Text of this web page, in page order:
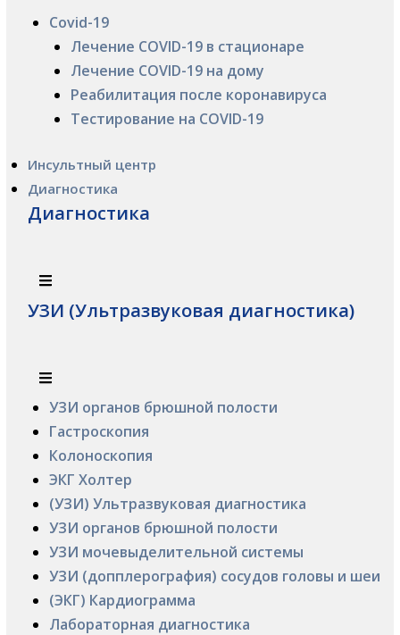
Covid-19
Лечение COVID-19 в стационаре
Лечение COVID-19 на дому
Реабилитация после коронавируса
Тестирование на COVID-19
Инсультный центр
Диагностика
Диагностика
УЗИ (Ультразвуковая диагностика)
УЗИ органов брюшной полости
Гастроскопия
Колоноскопия
ЭКГ Холтер
(УЗИ) Ультразвуковая диагностика
УЗИ органов брюшной полости
УЗИ мочевыделительной системы
УЗИ (допплерография) сосудов головы и шеи
(ЭКГ) Кардиограмма
Лабораторная диагностика